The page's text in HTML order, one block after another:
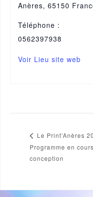
Anères, 65150
Téléphone :
0562397938
Voir Lieu site web
Le Print’Anères
Programme en
conception